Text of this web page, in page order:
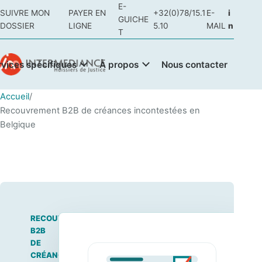
SUIVRE MON
DOSSIER
PAYER EN
LIGNE
E-
GUICHE
T
+32(0)78/15.1
5.10
E-
MAIL
i
n
spécifiques À propos Nous contacter
Accueil/
Recouvrement B2B de créances incontestées en
Belgique
RECOUVREMENT
B2B
DE
CRÉANCES